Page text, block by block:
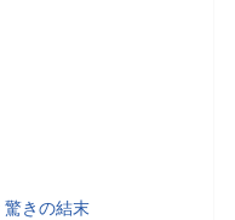
驚きの結末